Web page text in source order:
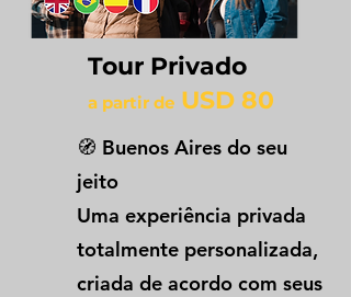
Tour Privado
a partir de USD 80
🧭 Buenos Aires do seu
jeito
Uma experiência privada
totalmente personalizada,
criada de acordo com seus